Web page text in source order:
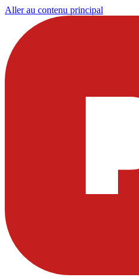
Aller au contenu principal